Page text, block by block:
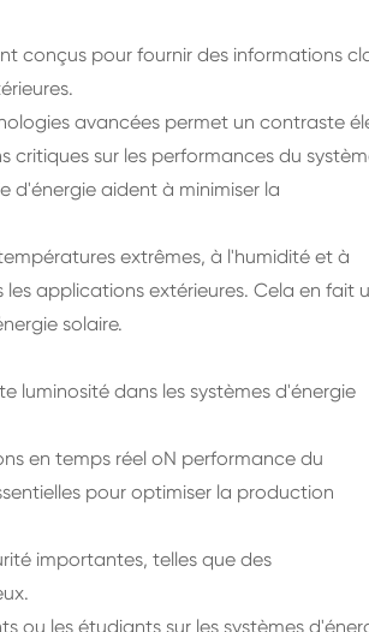
conçus pour fournir des informations
avancées permet un contraste
sur les performances du
d'énergie aident à minimiser la
extrêmes, à l'humidité et à
applications extérieures. Cela en fait
solaire.
luminosité dans les systèmes d'énergie
en temps réel oN performance du
pour optimiser la production
importantes, telles que des
ou les étudiants sur les systèmes